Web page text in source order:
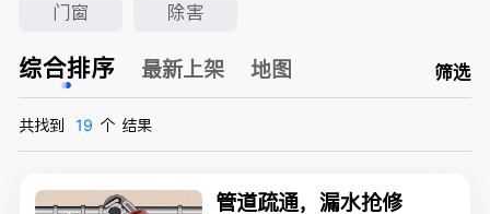
门窗 除害
综合排序 最新上架 地图 筛选
共找到 19 个 结果
管道疏通，漏水抢修